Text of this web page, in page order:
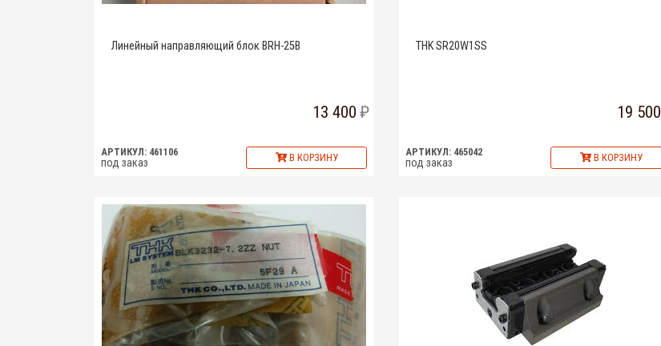
Линейный направляющий блок BRH-25B
13 400
АРТИКУЛ: 461106
под заказ В КОРЗИНУ
THK SR20W1SS
19 500
АРТИКУЛ: 465042
под заказ В КОРЗИНУ